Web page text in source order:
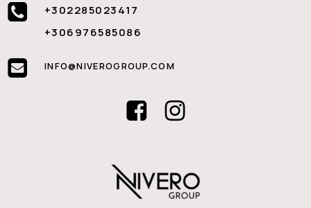
+302285023417
+306976585086
INFO@NIVEROGROUP.COM